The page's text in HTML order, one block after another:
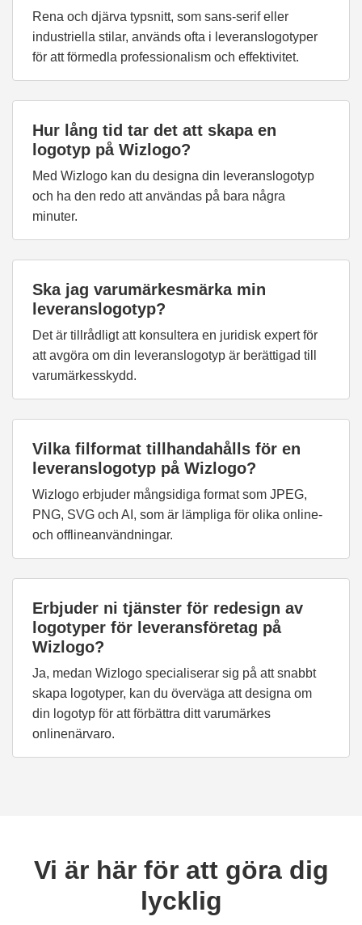
Rena och djärva typsnitt, som sans-serif eller
industriella stilar, används ofta i leveranslogotyper
för att förmedla professionalism och effektivitet.
Hur lång tid tar det att skapa en
logotyp på Wizlogo?
Med Wizlogo kan du designa din leveranslogotyp
och ha den redo att användas på bara några
minuter.
Ska jag varumärkesmärka min
leveranslogotyp?
Det är tillrådligt att konsultera en juridisk expert för
att avgöra om din leveranslogotyp är berättigad till
varumärkesskydd.
Vilka filformat tillhandahålls för en
leveranslogotyp på Wizlogo?
Wizlogo erbjuder mångsidiga format som JPEG,
PNG, SVG och AI, som är lämpliga för olika online-
och offlineanvändningar.
Erbjuder ni tjänster för redesign av
logotyper för leveransföretag på
Wizlogo?
Ja, medan Wizlogo specialiserar sig på att snabbt
skapa logotyper, kan du överväga att designa om
din logotyp för att förbättra ditt varumärkes
onlinenärvaro.
Vi är här för att göra dig
lycklig